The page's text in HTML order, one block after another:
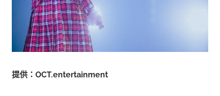
提供：OCT.entertainment